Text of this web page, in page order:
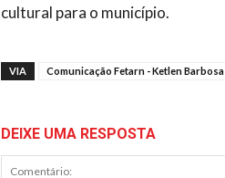
cultural para o município.
VIA Comunicação Fetarn - Ketlen Barbosa
DEIXE UMA RESPOSTA